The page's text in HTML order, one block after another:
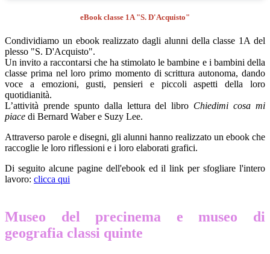
eBook classe 1A "S. D'Acquisto"
Condividiamo un ebook realizzato dagli alunni della classe 1A del
plesso "S. D'Acquisto".
Un invito a raccontarsi che ha stimolato le bambine e i bambini della
classe prima nel loro primo momento di scrittura autonoma, dando
voce a emozioni, gusti, pensieri e piccoli aspetti della loro
quotidianità.
L’attività prende spunto dalla lettura del libro Chiedimi cosa mi
piace di Bernard Waber e Suzy Lee.
Attraverso parole e disegni, gli alunni hanno realizzato un ebook che
raccoglie le loro riflessioni e i loro elaborati grafici.
Di seguito alcune pagine dell'ebook ed il link per sfogliare l'intero
lavoro: clicca qui
Museo del precinema e museo di
geografia classi quinte